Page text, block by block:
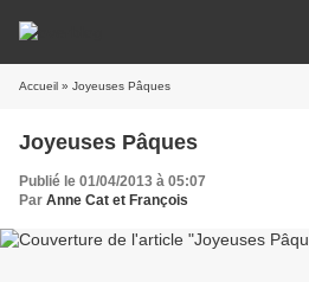
Accueil » Joyeuses Pâques
Joyeuses Pâques
Publié le 01/04/2013 à 05:07
Par Anne Cat et François